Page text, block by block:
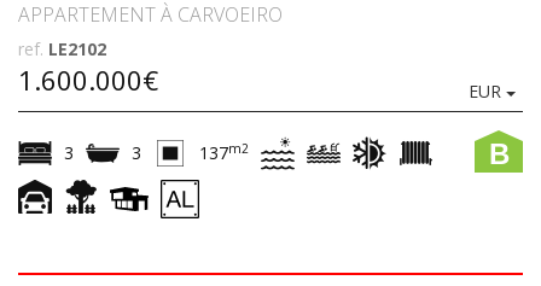
APPARTEMENT À CARVOEIRO
ref. LE2102
1.600.000€ EUR
B
3 3 137m2